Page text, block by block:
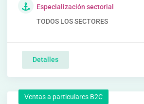
Especialización sectorial
TODOS LOS SECTORES
Detalles
Ventas a particulares B2C